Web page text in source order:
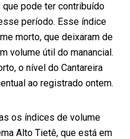
pode ter contribuído
período. Esse índice
morto, que deixaram de
volume útil do manancial.
o nível do Cantareira
ao registrado ontem.
os índices de volume
Alto Tietê, que está em